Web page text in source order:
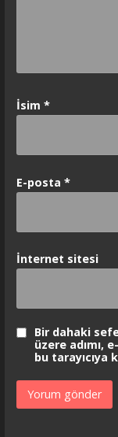
İsim *
E-posta *
İnternet sitesi
Bir dahaki
üzere adımı,
bu tarayıcıya